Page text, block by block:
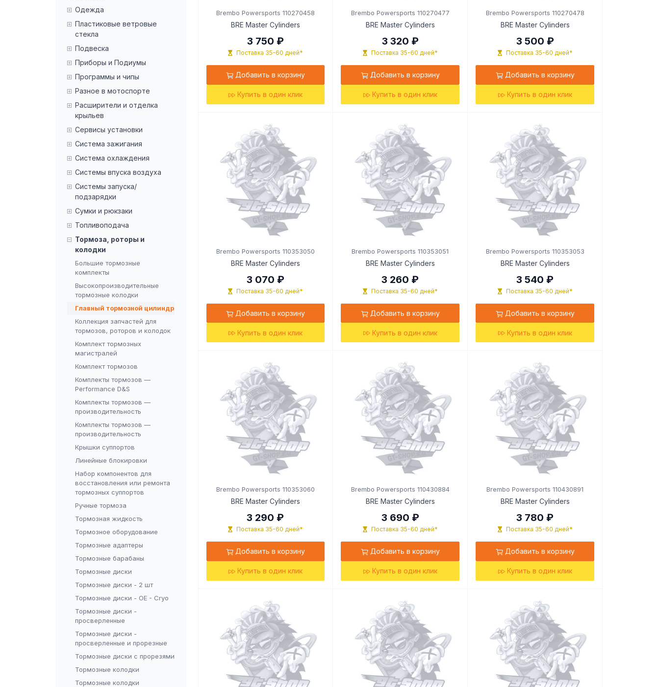
Одежда
Пластиковые ветровые
стекла
Подвеска
Приборы и Подиумы
Программы и чипы
Разное в мотоспорте
Расширители и отделка
крыльев
Сервисы установки
Система зажигания
Система охлаждения
Системы впуска воздуха
Системы запуска/
подзарядки
Сумки и рюкзаки
Топливоподача
Тормоза, роторы и
колодки
Большие тормозные
комплекты
Высокопроизводительные
тормозные колодки
Главный тормозной цилиндр
Коллекция запчастей для
тормозов, роторов и колодок
Комплект тормозных
магистралей
Комплект тормозов
Комплекты тормозов —
Performance D&S
Комплекты тормозов —
производительность
Комплекты тормозов —
производительность
Крышки суппортов
Линейные блокировки
Набор компонентов для
восстановления или ремонта
тормозных суппортов
Ручные тормоза
Тормозная жидкость
Тормозное оборудование
Тормозные адаптеры
Тормозные барабаны
Тормозные диски
Тормозные диски - 2 шт
Тормозные диски - OE - Cryo
Тормозные диски -
просверленные
Тормозные диски -
просверленные и прорезные
Тормозные диски с прорезями
Тормозные колодки
Тормозные колодки
Brembo Powersports 110270458
BRE Master Cylinders
3 750 ₽
Поставка 35-60 дней*
Добавить в корзину
Купить в один клик
Brembo Powersports 110270477
BRE Master Cylinders
3 320 ₽
Поставка 35-60 дней*
Добавить в корзину
Купить в один клик
Brembo Powersports 110270478
BRE Master Cylinders
3 500 ₽
Поставка 35-60 дней*
Добавить в корзину
Купить в один клик
Brembo Powersports 110353050
BRE Master Cylinders
3 070 ₽
Поставка 35-60 дней*
Добавить в корзину
Купить в один клик
Brembo Powersports 110353051
BRE Master Cylinders
3 260 ₽
Поставка 35-60 дней*
Добавить в корзину
Купить в один клик
Brembo Powersports 110353053
BRE Master Cylinders
3 540 ₽
Поставка 35-60 дней*
Добавить в корзину
Купить в один клик
Brembo Powersports 110353060
BRE Master Cylinders
3 290 ₽
Поставка 35-60 дней*
Добавить в корзину
Купить в один клик
Brembo Powersports 110430884
BRE Master Cylinders
3 690 ₽
Поставка 35-60 дней*
Добавить в корзину
Купить в один клик
Brembo Powersports 110430891
BRE Master Cylinders
3 780 ₽
Поставка 35-60 дней*
Добавить в корзину
Купить в один клик